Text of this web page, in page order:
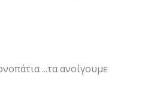
…τα ανοίγουμε